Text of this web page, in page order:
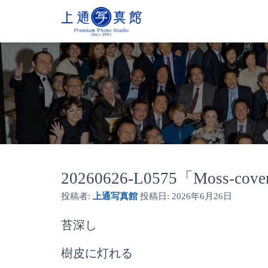
20260626-L0575「Moss-
投稿者: 上通写真館 投稿日: 2026年6月26日
苔深し
樹皮に灯れる